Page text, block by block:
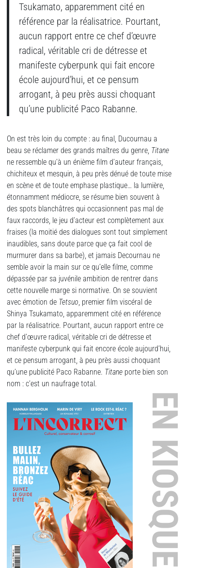
Tsukamato, apparemment cité en
référence par la réalisatrice. Pourtant,
aucun rapport entre ce chef d’œuvre
radical, véritable cri de détresse et
manifeste cyberpunk qui fait encore
école aujourd’hui, et ce pensum
arrogant, à peu près aussi choquant
qu’une publicité Paco Rabanne.
On est très loin du compte : au final, Ducournau a
beau se réclamer des grands maîtres du genre, Titane
ne ressemble qu’à un énième film d’auteur français,
chichiteux et mesquin, à peu près dénué de toute mise
en scène et de toute emphase plastique… la lumière,
étonnamment médiocre, se résume bien souvent à
des spots blanchâtres qui occasionnent pas mal de
faux raccords, le jeu d’acteur est complètement aux
fraises (la moitié des dialogues sont tout simplement
inaudibles, sans doute parce que ça fait cool de
murmurer dans sa barbe), et jamais Decournau ne
semble avoir la main sur ce qu’elle filme, comme
dépassée par sa juvénile ambition de rentrer dans
cette nouvelle marge si normative. On se souvient
avec émotion de Tetsuo , premier film viscéral de
Shinya Tsukamato, apparemment cité en référence
par la réalisatrice. Pourtant, aucun rapport entre ce
chef d’œuvre radical, véritable cri de détresse et
manifeste cyberpunk qui fait encore école aujourd’hui,
et ce pensum arrogant, à peu près aussi choquant
qu’une publicité Paco Rabanne. Titane porte bien son
nom : c’est un naufrage total.
EN KIOSQUE